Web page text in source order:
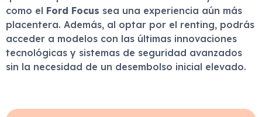
como el Ford Focus sea una experiencia aún más
placentera. Además, al optar por el renting, podrás
acceder a modelos con las últimas innovaciones
tecnológicas y sistemas de seguridad avanzados
sin la necesidad de un desembolso inicial elevado.